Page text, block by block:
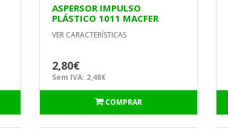
ASPERSOR IMPULSO
PLÁSTICO 1011 MACFER
VER CARACTERÍSTICAS
2,80€
Sem IVA: 2,48€
COMPRAR